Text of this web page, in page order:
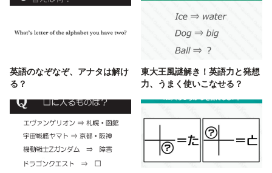
英語のなぞなぞ、アナタは解け
る？
東大王風謎解き！英語力と発想
力、うまく使いこなせる？